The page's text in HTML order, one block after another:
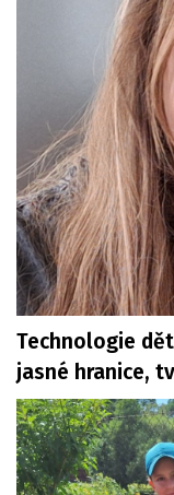
Technologie
jasné hranice,